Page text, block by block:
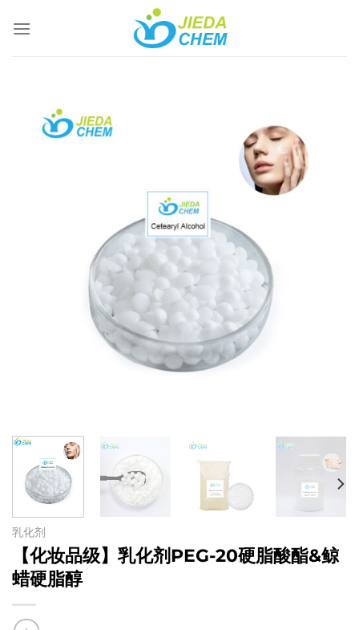
乳化剂
【化妆品级】乳化剂PEG-20硬脂酸酯&鲸
蜡硬脂醇